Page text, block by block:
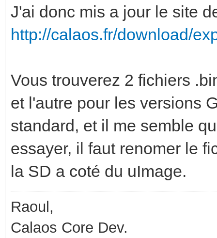
J'ai donc mis a jour le site
http://calaos.fr/download/
Vous trouverez 2 fichiers
et l'autre pour les versions
standard, et il me semble
essayer, il faut renomer le
la SD a coté du uImage.
Raoul,
Calaos Core Dev.